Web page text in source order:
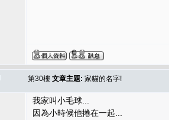
第30樓 文章主題: 家貓的名字!
我家叫小毛球...
因為小時候他捲在一起...